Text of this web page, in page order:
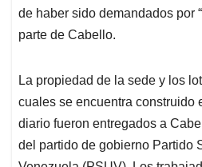
de haber sido demandados por
parte de Cabello.
La propiedad de la sede y los
cuales se encuentra construido
diario fueron entregados a
del partido de gobierno Partido